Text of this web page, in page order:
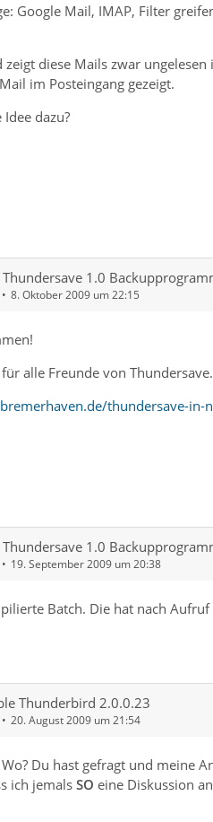
Google Mail, IMAP, Filter
diese Mails zwar
im Posteingang gezeigt.
Idee dazu?
Thundersave 1.0
8. Oktober 2009 um 22:15
für alle Freunde von
thundersave-in-
Thundersave 1.0
19. September 2009 um 20:38
Batch. Die hat nach
Thunderbird 2.0.0.23
20. August 2009 um 21:54
Du hast gefragt und meine
ich jemalsSO eine Diskussion